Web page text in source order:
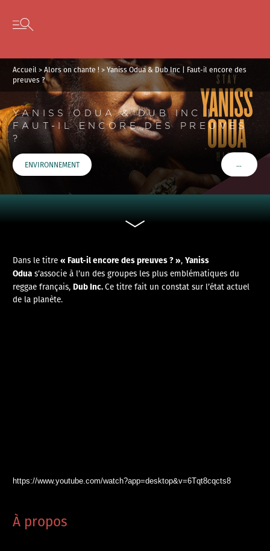
Skip to content
Open secondary menu
Accueil >Alors on chante !>Yaniss Odua & Dub Inc | Faut-il encore des
preuves ?
YANISS ODUA & DUB INC |
FAUT-IL ENCORE DES PREUVES
?
ENVIRONNEMENT …VOIR
Dans le titre« Faut-il encore des preuves ? »,Yaniss
Odua s’associe à l’un des groupes les plus emblématiques du
reggae français,Dub Inc.Ce titre fait un constat sur l’état actuel
de la planète.
https://www.youtube.com/watch?app=desktop&v=6Tqt8cqcts8
À propos